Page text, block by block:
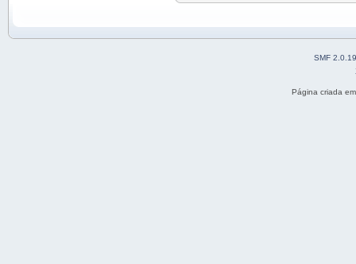
SMF 2.0.19
Página criada